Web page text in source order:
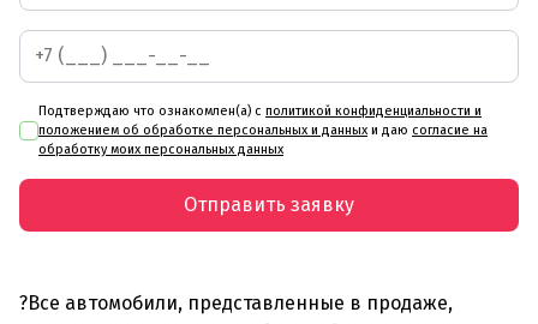
Подтверждаю что ознакомлен(а) с политикой конфиденциальности и
положением об обработке персональных и данных и даю согласие на
обработку моих персональных данных
Отправить заявку
?Все автомобили, представленные в продаже,